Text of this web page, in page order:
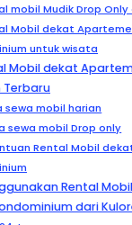
mobil Mudik Drop
Mobil dekat
untuk wisata
Mobil dekat
Terbaru
sewa mobil harian
sewa mobil Drop only
Rental Mobil
Rental
dari